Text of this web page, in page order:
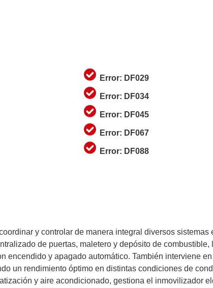
Error: DF029
Error: DF034
Error: DF045
Error: DF067
Error: DF088
y controlar de manera integral diversos
de puertas, maletero y depósito de
encendido y apagado automático. También interviene
un rendimiento óptimo en distintas condiciones de
y aire acondicionado, gestiona el inmovilizador